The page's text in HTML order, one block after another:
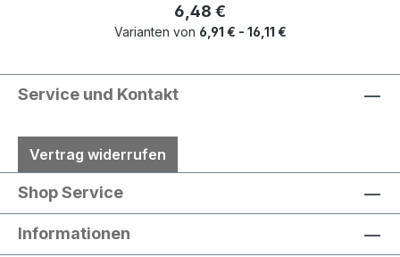
Regulärer Preis:
6,48 €
Varianten von 6,91 € - 16,11 €
Service und Kontakt
Vertrag widerrufen
Shop Service
Informationen